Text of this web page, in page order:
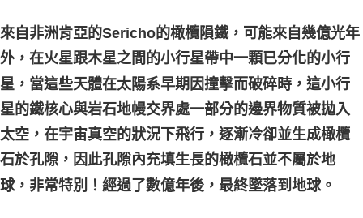
來自非洲肯亞的Sericho的橄欖隕鐵，可能來自幾億光年
外，在火星跟木星之間的小行星帶中一顆已分化的小行
星，當這些天體在太陽系早期因撞擊而破碎時，這小行
星的鐵核心與岩石地幔交界處一部分的邊界物質被拋入
太空，在宇宙真空的狀況下飛行，逐漸冷卻並生成橄欖
石於孔隙，因此孔隙內充填生長的橄欖石並不屬於地
球，非常特別！經過了數億年後，最終墜落到地球。